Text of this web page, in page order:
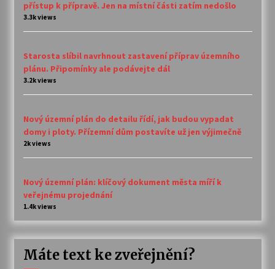
přístup k přípravě. Jen na místní části zatím nedošlo
3.3k views
Starosta slíbil navrhnout zastavení příprav územního
plánu. Připomínky ale podávejte dál
3.2k views
Nový územní plán do detailu řídí, jak budou vypadat
domy i ploty. Přízemní dům postavíte už jen výjimečně
2k views
Nový územní plán: klíčový dokument města míří k
veřejnému projednání
1.4k views
Máte text ke zveřejnění?